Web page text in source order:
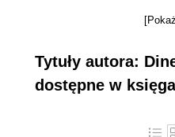
Tytuły autora:
dostępne w